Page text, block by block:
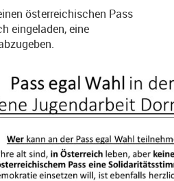
österreichischen Pass
eingeladen, eine